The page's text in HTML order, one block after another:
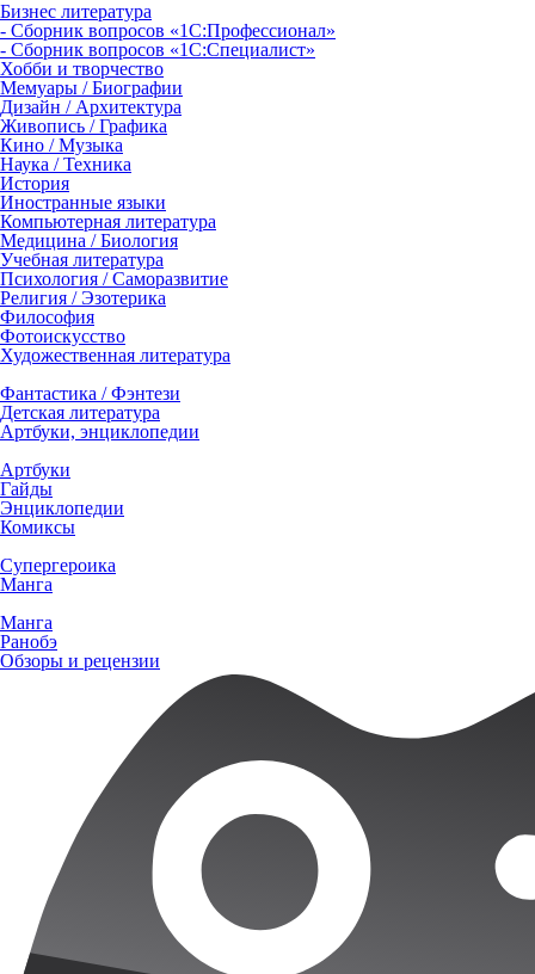
Бизнес литература
- Сборник вопросов «1С:Профессионал»
- Сборник вопросов «1С:Специалист»
Хобби и творчество
Мемуары / Биографии
Дизайн / Архитектура
Живопись / Графика
Кино / Музыка
Наука / Техника
История
Иностранные языки
Компьютерная литература
Медицина / Биология
Учебная литература
Психология / Саморазвитие
Религия / Эзотерика
Философия
Фотоискусство
Художественная литература
Фантастика / Фэнтези
Детская литература
Артбуки, энциклопедии
Артбуки
Гайды
Энциклопедии
Комиксы
Супергероика
Манга
Манга
Ранобэ
Обзоры и рецензии